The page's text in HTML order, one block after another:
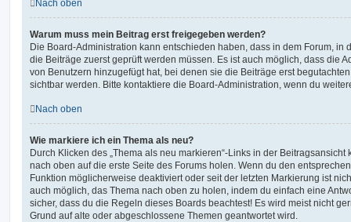
Nach oben
Warum muss mein Beitrag erst freigegeben werden?
Die Board-Administration kann entschieden haben, dass in dem Forum, in
die Beiträge zuerst geprüft werden müssen. Es ist auch möglich, dass die
von Benutzern hinzugefügt hat, bei denen sie die Beiträge erst
sichtbar werden. Bitte kontaktiere die Board-Administration, wenn du
Nach oben
Wie markiere ich ein Thema als neu?
Durch Klicken des „Thema als neu markieren“-Links in der
nach oben auf die erste Seite des Forums holen. Wenn du den
Funktion möglicherweise deaktiviert oder seit der letzten Markierung ist
auch möglich, das Thema nach oben zu holen, indem du einfach eine
sicher, dass du die Regeln dieses Boards beachtest! Es wird meist nicht
Grund auf alte oder abgeschlossene Themen geantwortet wird.